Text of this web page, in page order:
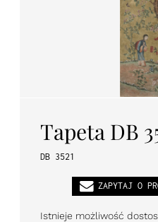
PL
Tapeta DB
DB 3521
ZAPYTAJ O
Istnieje możliwość